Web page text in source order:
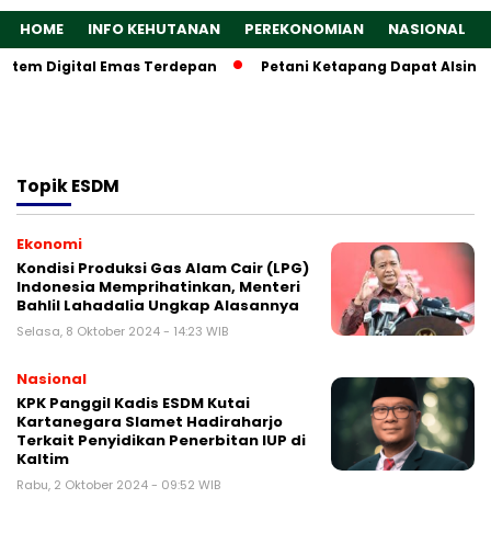
HOME INFO KEHUTANAN PEREKONOMIAN NASIONAL
Digital Emas Terdepan Petani Ketapang Dapat
TopikESDM
Ekonomi
Kondisi Produksi Gas Alam Cair (LPG)
Indonesia Memprihatinkan, Menteri
Bahlil Lahadalia Ungkap Alasannya
Selasa, 8 Oktober 2024 - 14:23 WIB
Nasional
KPK Panggil Kadis ESDM Kutai
Kartanegara Slamet Hadiraharjo
Terkait Penyidikan Penerbitan IUP di
Kaltim
Rabu, 2 Oktober 2024 - 09:52 WIB